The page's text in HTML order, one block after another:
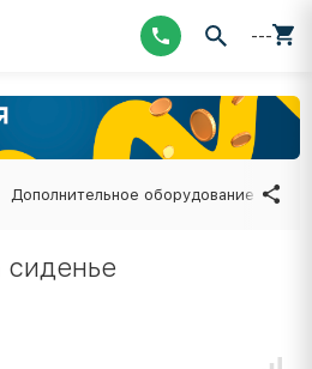
---
Дополнительное оборудование